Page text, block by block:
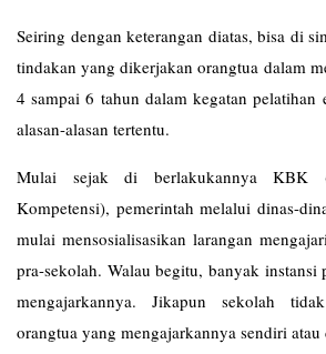
Seiring dengan keterangan diatas, bisa di
tindakan yang dikerjakan orangtua dalam
4 sampai 6 tahun dalam kegatan pelatihan
alasan-alasan tertentu.
Mulai sejak di berlakukannya KBK
Kompetensi), pemerintah melalui dinas-
mulai mensosialisasikan larangan
pra-sekolah. Walau begitu, banyak instansi
mengajarkannya. Jikapun sekolah
orangtua yang mengajarkannya sendiri